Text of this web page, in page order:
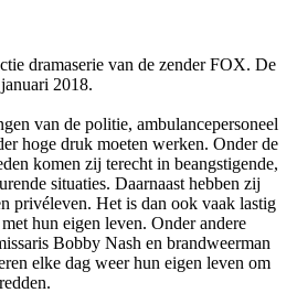
dramaserie van de zender FOX. De
2018.
van de politie, ambulancepersoneel
hoge druk moeten werken. Onder de
komen zij terecht in beangstigende,
situaties. Daarnaast hebben zij
privéleven. Het is dan ook vaak lastig
hun eigen leven. Onder andere
Bobby Nash en brandweerman
elke dag weer hun eigen leven om